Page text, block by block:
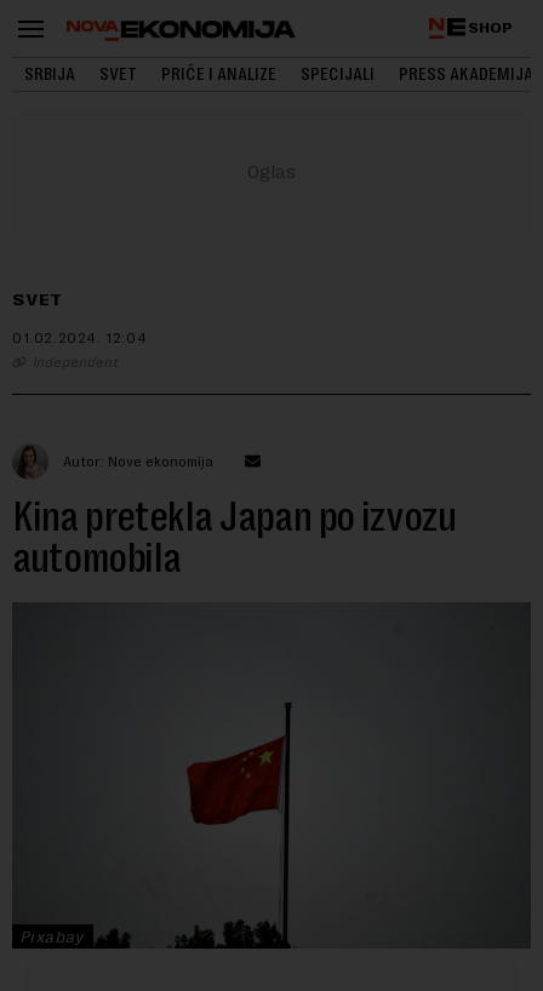
SHOP
SRBIJA SVET PRIČE I ANALIZE SPECIJALI PRESS AKADEMIJA
SVET
01.02.2024. 12:04
Independent
Autor: Nove ekonomija
Kina pretekla Japan po izvozu
automobila
Pixabay